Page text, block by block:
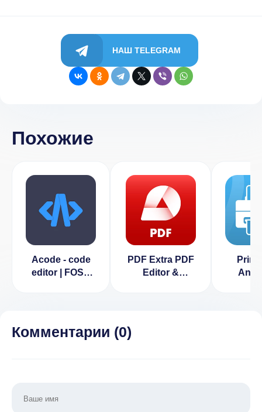
НАШ TELEGRAM
Похожие
Acode - code
editor | FOSS
PDF Extra PDF
Editor &
Print
Комментарии (0)